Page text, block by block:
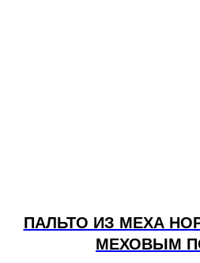
ПАЛЬТО ИЗ МЕХА
МЕХОВЫМ